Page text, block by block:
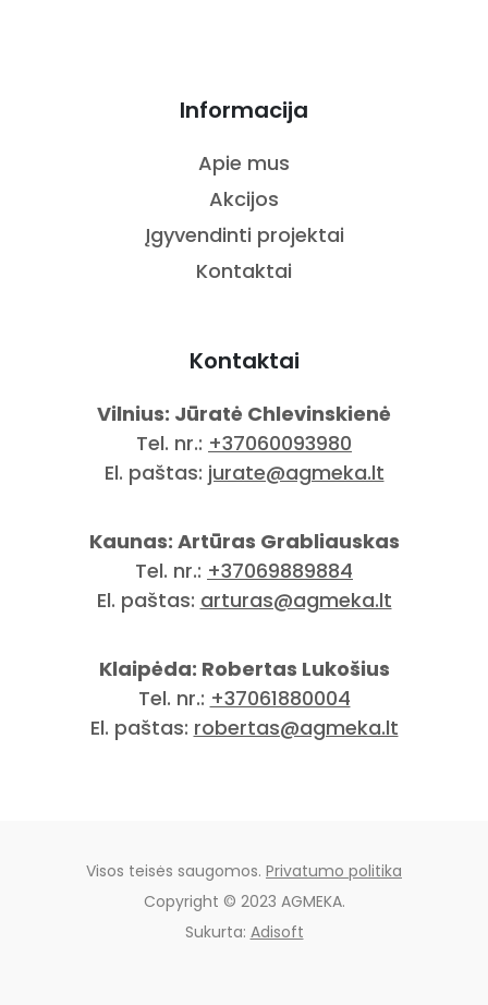
Informacija
Apie mus
Akcijos
Įgyvendinti projektai
Kontaktai
Kontaktai
Vilnius: Jūratė Chlevinskienė
Tel. nr.: +37060093980
El. paštas: jurate@agmeka.lt
Kaunas: Artūras Grabliauskas
Tel. nr.: +37069889884
El. paštas: arturas@agmeka.lt
Klaipėda: Robertas Lukošius
Tel. nr.: +37061880004
El. paštas: robertas@agmeka.lt
Visos teisės saugomos. Privatumo politika
Copyright © 2023 AGMEKA.
Sukurta: Adisoft